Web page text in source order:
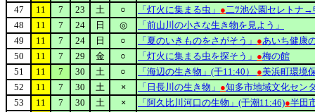
47
11 7 23 土 ○ 「灯火に集まる虫」 ●二ﾂ池公園セレトナ→
48
11 7 24 日 ◎
「前山川の小さな生き物を見よう」
49
11 7 24 日 ○ 「夏のいきものをさがそう」 ●あいち健康
50
11 7 29 金 ○ 「灯火に集まる虫を探そう」 ●梅の館
51
11 7 30 土 ○ 「海辺の生き物」(干11:40） ●美浜町環境
52
11 7 30 土 × 「日長川の生き物」 ●知多市地域文化セン
53
11 7 30 土 × 「阿久比川河口の生物」(干潮11:46)●半田